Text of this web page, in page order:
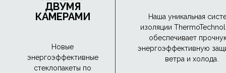
ДВУМЯ
КАМЕРАМИ
Новые
энергоэффективные
стеклопакеты по
Наша уникальная
изоляции
обеспечивает
энергоэффективную
ветра и холода.